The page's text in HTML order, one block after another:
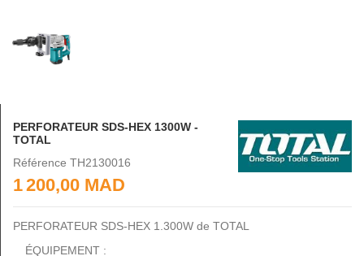
PERFORATEUR SDS-HEX 1300W -
TOTAL
Référence TH2130016
1 200,00 MAD
PERFORATEUR SDS-HEX 1.300W de TOTAL
ÉQUIPEMENT :